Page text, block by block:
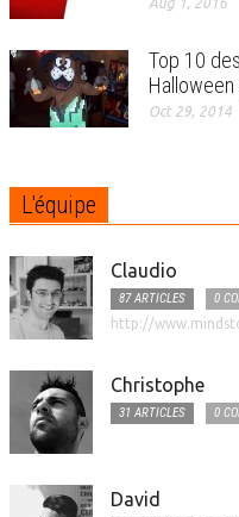
Top 10
Oct 29, 2014
L'équipe
Claudio
87 ARTICLES
0
http://
Christophe
31 ARTICLES 0
David